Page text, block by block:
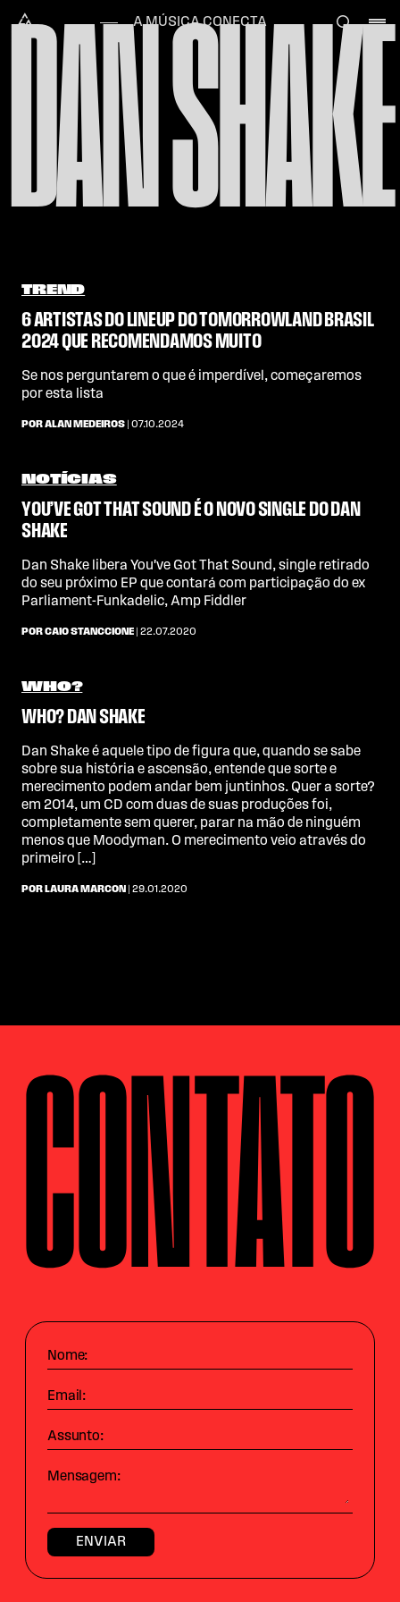
Alataj
A MÚSICA CONECTA
DAN SHAKE
TREND
6 ARTISTAS DO LINEUP DO TOMORROWLAND BRASIL
2024 QUE RECOMENDAMOS MUITO
Se nos perguntarem o que é imperdível, começaremos
por esta lista
POR ALAN MEDEIROS | 07.10.2024
NOTÍCIAS
YOU’VE GOT THAT SOUND É O NOVO SINGLE DO DAN
SHAKE
Dan Shake libera You've Got That Sound, single retirado
do seu próximo EP que contará com participação do ex
Parliament-Funkadelic, Amp Fiddler
POR CAIO STANCCIONE | 22.07.2020
WHO?
WHO? DAN SHAKE
Dan Shake é aquele tipo de figura que, quando se sabe
sobre sua história e ascensão, entende que sorte e
merecimento podem andar bem juntinhos. Quer a sorte?
em 2014, um CD com duas de suas produções foi,
completamente sem querer, parar na mão de ninguém
menos que Moodyman. O merecimento veio através do
primeiro […]
POR LAURA MARCON | 29.01.2020
CONTATO
Nome:
Email:
Assunto:
Mensagem: